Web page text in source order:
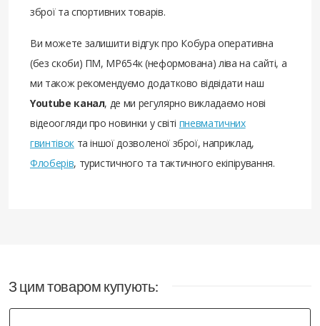
зброї та спортивних товарів.
Ви можете залишити відгук про Кобура оперативна
(без скоби) ПМ, МР654к (неформована) ліва на сайті, а
ми також рекомендуємо додатково відвідати наш
Youtube канал, де ми регулярно викладаємо нові
відеоогляди про новинки у світі пневматичних
гвинтівокта іншої дозволеної зброї, наприклад,
Флоберів, туристичного та тактичного екіпірування.
З цим товаром купують: